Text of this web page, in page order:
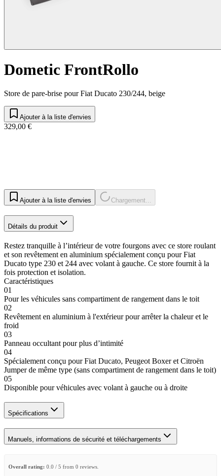
Dometic FrontRollo
Store de pare-brise pour Fiat Ducato 230/244, beige
Ajouter à la liste d'envies
329,00 €
Ajouter à la liste d'envies Chargement...
Détails du produit
Restez tranquille à l’intérieur de votre fourgons avec ce store roulant
et son revêtement en aluminium spécialement conçu pour Fiat
Ducato type 230 et 244 avec volant à gauche. Ce store fournit à la
fois protection et isolation.
Caractéristiques
01
Pour les véhicules sans compartiment de rangement dans le toit
02
Revêtement en aluminium à l'extérieur pour arrêter la chaleur et le
froid
03
Panneau occultant pour plus d’intimité
04
Spécialement conçu pour Fiat Ducato, Peugeot Boxer et Citroën
Jumper de même type (sans compartiment de rangement dans le toit)
05
Disponible pour véhicules avec volant à gauche ou à droite
Spécifications
Manuels, informations de sécurité et téléchargements
Overall rating: 0.0 / 5 from 0 reviews.